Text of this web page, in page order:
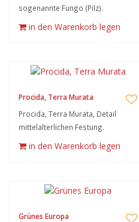
sogenannte Fungo (Pilz).
in den Warenkorb legen
Procida, Terra Murata
Procida, Terra Murata, Detail
mittelalterlichen Festung.
in den Warenkorb legen
Grünes Europa